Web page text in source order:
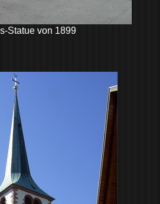
Statue von 1899